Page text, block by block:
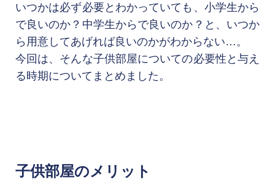
いつかは必ず必要とわかっていても、小学生から
で良いのか？中学生からで良いのか？と、いつか
ら用意してあげれば良いのかがわからない…。
今回は、そんな子供部屋についての必要性と与え
子供部屋のメリット